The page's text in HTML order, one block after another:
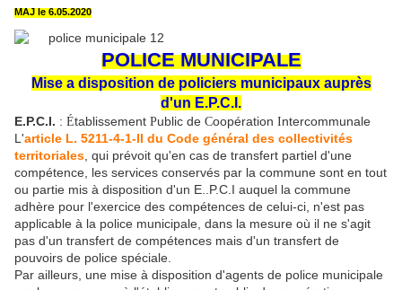
MAJ le 6.05.2020
POLICE MUNICIPALE
Mise a disposition de policiers municipaux auprès
d'un E.P.C.I.
E.P.C.I. : Établissement Public de Coopération Intercommunale
L'article L. 5211-4-1-II du Code général des collectivités
territoriales , qui prévoit qu'en cas de transfert partiel d'une
compétence, les services conservés par la commune sont en tout
ou partie mis à disposition d'un E..P.C.I auquel la commune
adhère pour l'exercice des compétences de celui-ci, n'est pas
applicable à la police municipale, dans la mesure où il ne s'agit
pas d'un transfert de compétences mais d'un transfert de
pouvoirs de police spéciale.
Par ailleurs, une mise à disposition d'agents de police municipale